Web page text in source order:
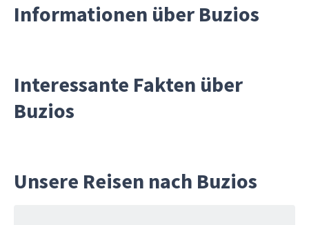
Informationen über Buzios
Interessante Fakten über
Buzios
Unsere Reisen nach Buzios